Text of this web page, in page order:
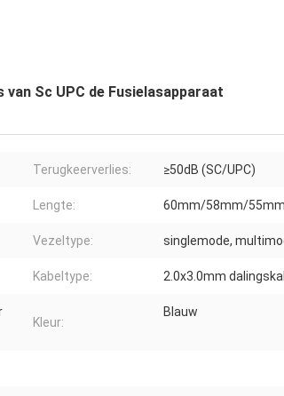
Sc UPC de Fusielasapparaat
Terugkeerverlies: ≥50dB (SC/UPC)
Lengte: 60mm/58mm/
Vezeltype: singlemode,
Kabeltype: 2.0x3.0mm
Kleur:
Blauw